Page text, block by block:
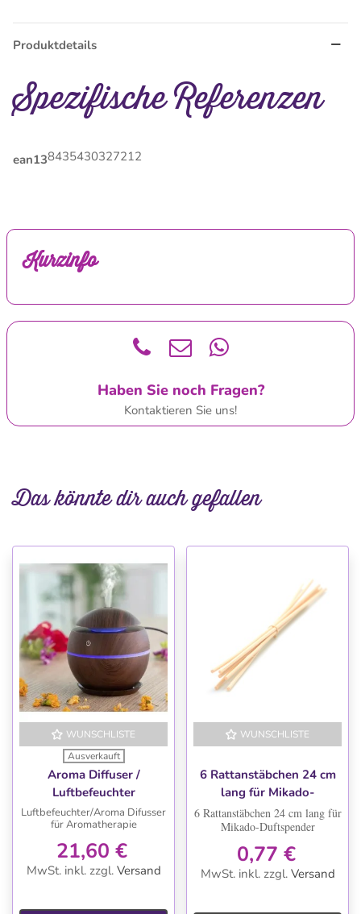
Produktdetails
Spezifische Referenzen
ean138435430327212
Kurzinfo
Haben Sie noch Fragen?
Kontaktieren Sie uns!
Das könnte dir auch gefallen
WUNSCHLISTE
Ausverkauft
Aroma Diffuser /
Luftbefeuchter
Luftbefeuchter/Aroma Difusser
für Aromatherapie
21,60 €
MwSt. inkl. zzgl. Versand
WUNSCHLISTE
6 Rattanstäbchen 24 cm
lang für Mikado-
Duftspender
6 Rattanstäbchen 24 cm lang für
Mikado-Duftspender
0,77 €
MwSt. inkl. zzgl. Versand